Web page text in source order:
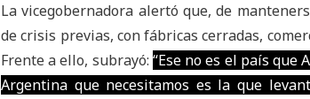
La vicegobernadora alertó que, de
de crisis previas, con fábricas cerradas,
Frente a ello, subrayó: “Ese no es el país que
Argentina que necesitamos es la que